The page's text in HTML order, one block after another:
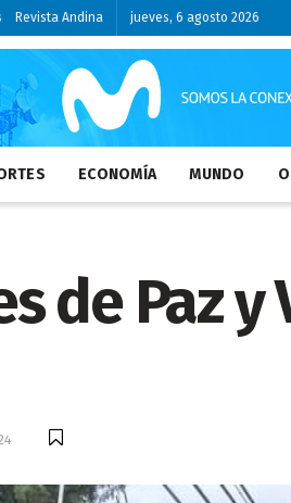
Revista Andina jueves, 6 agosto 2026
ECONOMÍA MUNDO
de Paz